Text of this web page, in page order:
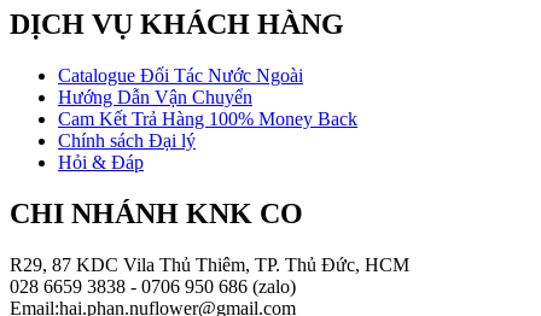
DỊCH VỤ KHÁCH HÀNG
Catalogue Đối Tác Nước Ngoài
Hướng Dẫn Vận Chuyển
Cam Kết Trả Hàng 100% Money Back
Chính sách Đại lý
Hỏi & Đáp
CHI NHÁNH KNK CO
R29, 87 KDC Vila Thủ Thiêm, TP. Thủ Đức, HCM
028 6659 3838 - 0706 950 686 (zalo)
Email:hai.phan.nuflower@gmail.com